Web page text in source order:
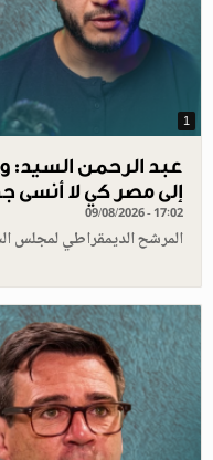
1
عبد الرحمن
إلى مصر كي لا أنسى
09/08/2026 - 17:02
المرشح الديمقراطي لمجلس